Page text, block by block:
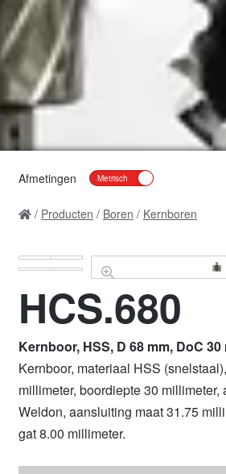
Afmetingen
Producten Boren Kernboren
HCS.680
Kernboor, HSS, D 68 mm, DoC
Kernboor, materiaal HSS
millimeter, boordiepte 30 millimeter,
Weldon, aansluiting maat 31.75
gat 8.00 millimeter.